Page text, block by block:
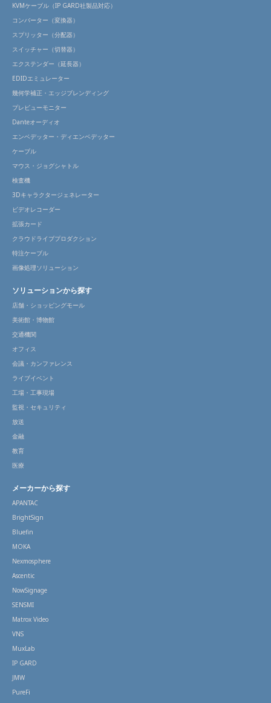
KVMケーブル（IP GARD社製品対応）
コンバーター（変換器）
スプリッター（分配器）
スイッチャー（切替器）
エクステンダー（延長器）
EDIDエミュレーター
幾何学補正・エッジブレンディング
プレビューモニター
Danteオーディオ
エンベデッター・ディエンベデッター
ケーブル
マウス・ジョグシャトル
検査機
3Dキャラクタージェネレーター
ビデオレコーダー
拡張カード
クラウドライブプロダクション
特注ケーブル
画像処理ソリューション
ソリューションから探す
店舗・ショッピングモール
美術館・博物館
交通機関
オフィス
会議・カンファレンス
ライブイベント
工場・工事現場
監視・セキュリティ
放送
金融
教育
医療
メーカーから探す
APANTAC
BrightSign
Bluefin
MOKA
Nexmosphere
Ascentic
NowSignage
SENSMI
Matrox Video
VNS
MuxLab
IP GARD
JMW
PureFi